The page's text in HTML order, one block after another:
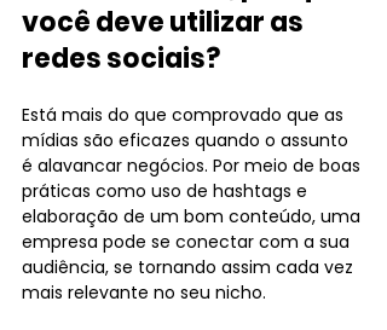
você deve utilizar as
redes sociais?
Está mais do que comprovado que as
mídias são eficazes quando o assunto
é alavancar negócios. Por meio de boas
práticas como uso de hashtags e
elaboração de um bom conteúdo, uma
empresa pode se conectar com a sua
audiência, se tornando assim cada vez
mais relevante no seu nicho.